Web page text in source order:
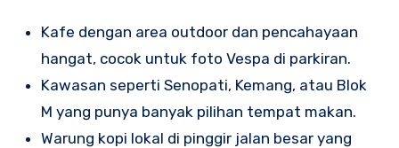
Kafe dengan area outdoor dan pencahayaan
hangat, cocok untuk foto Vespa di parkiran.
Kawasan seperti Senopati, Kemang, atau Blok
M yang punya banyak pilihan tempat makan.
Warung kopi lokal di pinggir jalan besar yang